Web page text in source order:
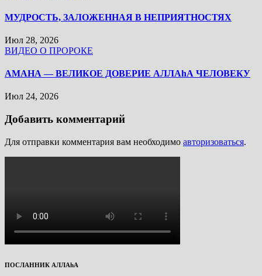
МУДРОСТЬ, ЗАЛОЖЕННАЯ В НЕПРИЯТНОСТЯХ
Июл 28, 2026
ВИДЕО О ПРОРОКЕ
АМАНА — ВЕЛИКОЕ ДОВЕРИЕ АЛЛАhА ЧЕЛОВЕКУ
Июл 24, 2026
Добавить комментарий
Для отправки комментария вам необходимо авторизоваться.
ПОСЛАННИК АЛЛАhА